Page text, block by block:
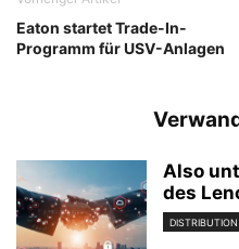
Eaton startet Trade-In-
Programm für USV-Anlagen
Also
des
DISTRIBUTION